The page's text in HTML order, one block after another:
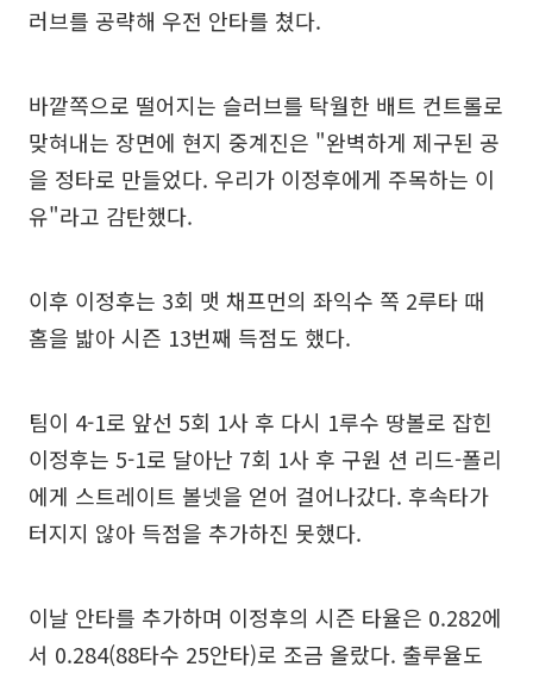
러브를 공략해 우전 안타를 쳤다.
바깥쪽으로 떨어지는 슬러브를 탁월한 배트 컨트롤로
맞혀내는 장면에 현지 중계진은 "완벽하게 제구된 공
을 정타로 만들었다. 우리가 이정후에게 주목하는 이
유"라고 감탄했다.
이후 이정후는 3회 맷 채프먼의 좌익수 쪽 2루타 때
홈을 밟아 시즌 13번째 득점도 했다.
팀이 4-1로 앞선 5회 1사 후 다시 1루수 땅볼로 잡힌
이정후는 5-1로 달아난 7회 1사 후 구원 션 리드-폴리
에게 스트레이트 볼넷을 얻어 걸어나갔다. 후속타가
터지지 않아 득점을 추가하진 못했다.
이날 안타를 추가하며 이정후의 시즌 타율은 0.282에
서 0.284(88타수 25안타)로 조금 올랐다. 출루율도